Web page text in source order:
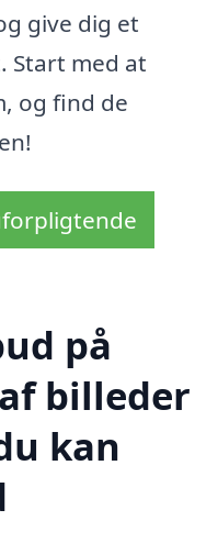
give dig et
Start med at
og find de
på
billeder
kan